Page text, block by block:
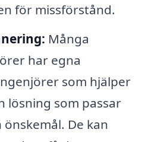
för missförstånd.
Många
har egna
som hjälper
lösning som passar
De kan